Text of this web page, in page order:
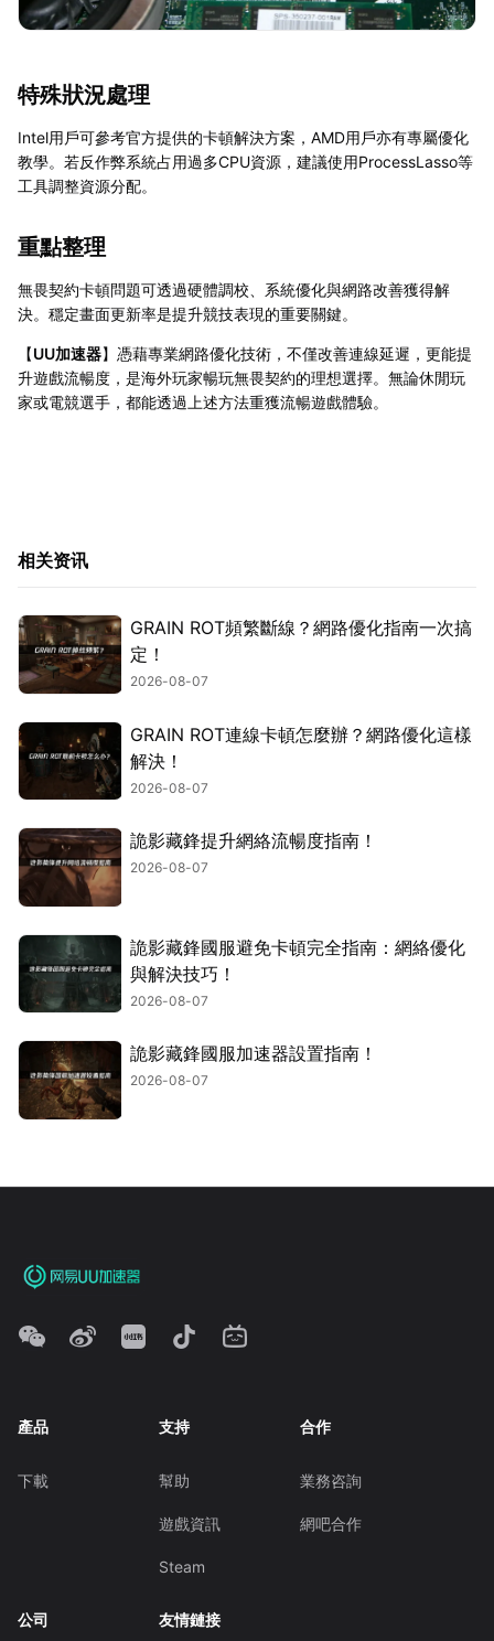
特殊狀況處理
Intel用戶可參考官方提供的卡頓解決方案，AMD用戶亦有專屬優化
教學。若反作弊系統占用過多CPU資源，建議使用ProcessLasso等
工具調整資源分配。
重點整理
無畏契約卡頓問題可透過硬體調校、系統優化與網路改善獲得解
決。穩定畫面更新率是提升競技表現的重要關鍵。
【UU加速器】憑藉專業網路優化技術，不僅改善連線延遲，更能提
升遊戲流暢度，是海外玩家暢玩無畏契約的理想選擇。無論休閒玩
家或電競選手，都能透過上述方法重獲流暢遊戲體驗。
相关资讯
GRAIN ROT頻繁斷線？網路優化指南一次搞
定！
2026-08-07
GRAIN ROT連線卡頓怎麼辦？網路優化這樣
解決！
2026-08-07
詭影藏鋒提升網絡流暢度指南！
2026-08-07
詭影藏鋒國服避免卡頓完全指南：網絡優化
與解決技巧！
2026-08-07
詭影藏鋒國服加速器設置指南！
2026-08-07
產品
下載
支持
幫助
遊戲資訊
Steam
合作
業務咨詢
網吧合作
公司 友情鏈接